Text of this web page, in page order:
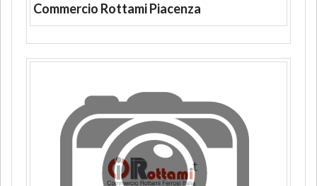
Commercio Rottami Piacenza